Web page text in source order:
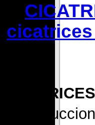
de